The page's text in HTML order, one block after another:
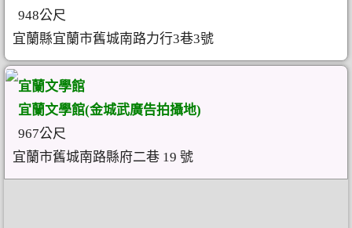
948公尺
宜蘭縣宜蘭市舊城南路力行3巷3號
宜蘭文學館
宜蘭文學館(金城武廣告拍攝地)
967公尺
宜蘭市舊城南路縣府二巷 19 號